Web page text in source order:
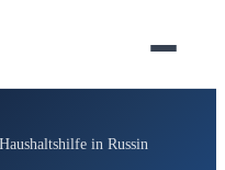
Haushaltshilfe in Russin